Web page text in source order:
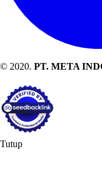
© 2020. PT. META
Tutup